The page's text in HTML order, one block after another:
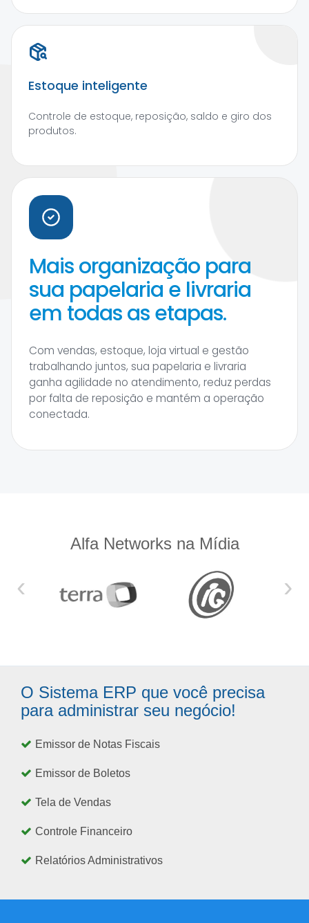
Estoque inteligente
Controle de estoque, reposição, saldo e giro dos
produtos.
Mais organização para
sua papelaria e livraria
em todas as etapas.
Com vendas, estoque, loja virtual e gestão
trabalhando juntos, sua papelaria e livraria
ganha agilidade no atendimento, reduz perdas
por falta de reposição e mantém a operação
conectada.
Alfa Networks na Mídia
‹ ›
O Sistema ERP que você precisa
para administrar seu negócio!
Emissor de Notas Fiscais
Emissor de Boletos
Tela de Vendas
Controle Financeiro
Relatórios Administrativos